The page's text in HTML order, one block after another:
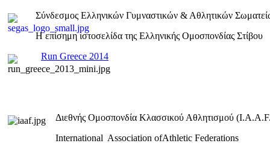
Σύνδεσμος Ελληνικών Γυμναστικών & Αθλητικών
Η επίσημη ιστοσελίδα της Ελληνικής Ομοσπονδίας Στίβου
Run Greece 2014
Διεθνής Ομοσπονδία Κλασσικού Αθλητισμού
International Association ofAthletic Federations